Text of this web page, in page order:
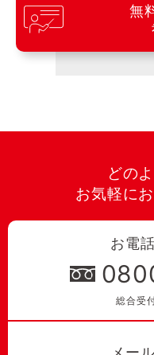
無
どの
お気軽に
お電
総合受